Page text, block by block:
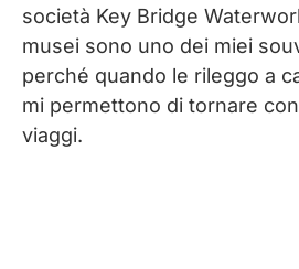
società Key Bridge
musei sono uno dei miei
perché quando le rileggo a
mi permettono di tornare
viaggi.